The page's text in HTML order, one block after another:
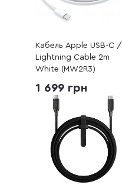
Кабель Apple USB-C /
Lightning Cable 2m
White (MW2R3)
1 699 грн